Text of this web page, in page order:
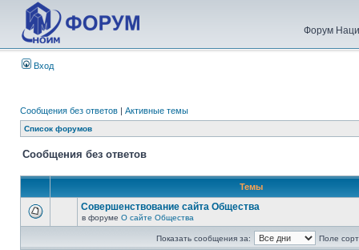
Форум
Вход
Сообщения без ответов | Активные темы
Список форумов
Сообщения без ответов
Темы
Совершенствование сайта Общества
в форуме О сайте Общества
Показать сообщения за:
Поле